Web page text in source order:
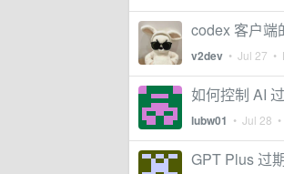
codex 客户端
v2dev • Jul 27 •
如何控制 AI
lubw01 • Jul 28
GPT Plus 过